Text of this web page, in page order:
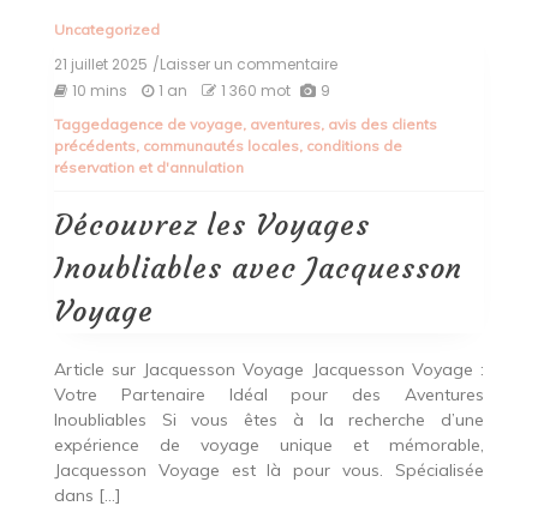
Uncategorized
21 juillet 2025 /Laisser un commentaireon
Voyages
Inoubliables
10 mins 1 an 1 360 mot 9
Taggedagence de voyage, aventures, avis des clients
précédents, communautés locales, conditions de
réservation et d'annulation
Découvrez les Voyages
Inoubliables avec Jacquesson
Voyage
Article sur Jacquesson Voyage Jacquesson Voyage :
Votre Partenaire Idéal pour des Aventures
Inoubliables Si vous êtes à la recherche d’une
expérience de voyage unique et mémorable,
Jacquesson Voyage est là pour vous. Spécialisée
dans […]